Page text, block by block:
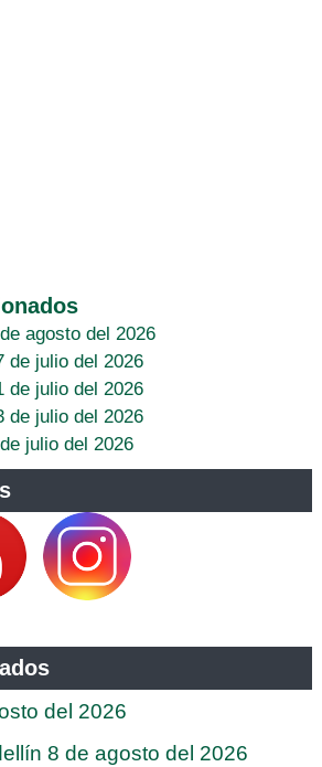
agosto del 2026
de julio del 2026
de julio del 2026
de julio del 2026
julio del 2026
del 2026
8 de agosto del 2026